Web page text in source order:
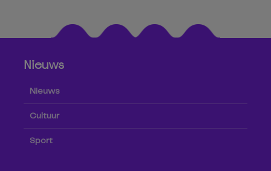
Nieuws
Nieuws
Cultuur
Sport